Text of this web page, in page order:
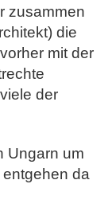
zusammen
die
mit der
der
Ungarn um
da